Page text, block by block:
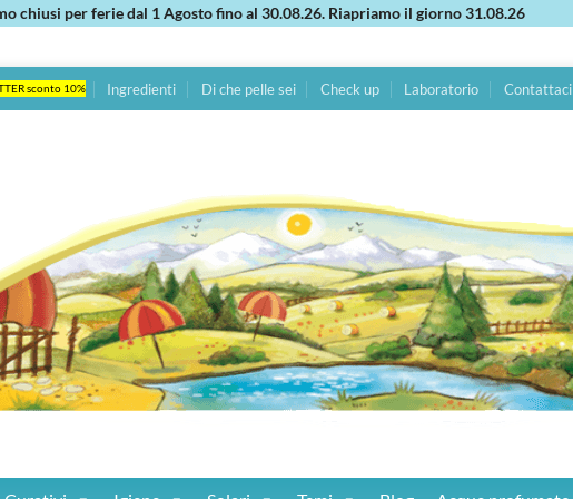
chiusi per ferie dal 1 Agosto fino al 30.08.26. Riapriamo il giorno 31.08.26
sconto 10% Ingredienti Di che pelle sei Check up Laboratorio Contattaci